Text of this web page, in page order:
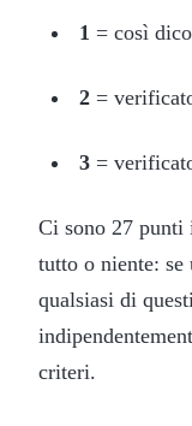
1 = così
2=
3=
Ci sono 27 punti
tutto o niente:
qualsiasi di
criteri.